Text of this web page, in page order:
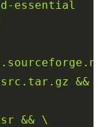
essential
&& \
&& \